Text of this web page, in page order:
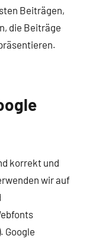
Beiträgen,
die Beiträge
korrekt und
wir auf
Google